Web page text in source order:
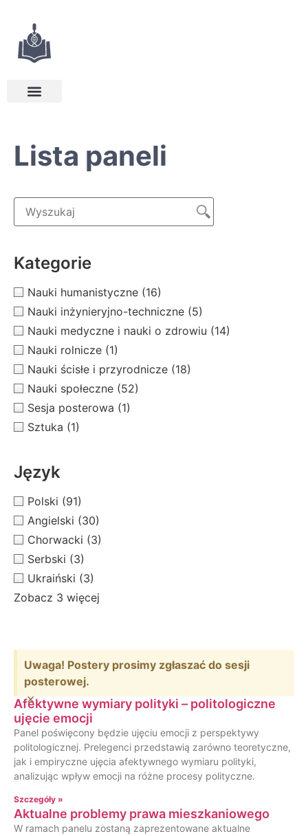
Lista paneli
Kategorie
Nauki humanistyczne (16)
Nauki inżynieryjno-techniczne (5)
Nauki medyczne i nauki o zdrowiu (14)
Nauki rolnicze (1)
Nauki ścisłe i przyrodnicze (18)
Nauki społeczne (52)
Sesja posterowa (1)
Sztuka (1)
Język
Polski (91)
Angielski (30)
Chorwacki (3)
Serbski (3)
Ukraiński (3)
Zobacz 3 więcej
Uwaga! Postery prosimy zgłaszać do sesji
posterowej.
×
Afektywne wymiary polityki – politologiczne
ujęcie emocji
Panel poświęcony będzie ujęciu emocji z perspektywy
politologicznej. Prelegenci przedstawią zarówno teoretyczne,
jak i empiryczne ujęcia afektywnego wymiaru polityki,
analizując wpływ emocji na różne procesy polityczne.
Szczegóły »
Aktualne problemy prawa mieszkaniowego
W ramach panelu zostaną zaprezentowane aktualne